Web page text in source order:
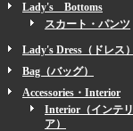
Lady's Bottoms
スカート・パンツ
Lady's Dress（ドレス）
Bag（バッグ）
Accessories・Interior
Interior（インテリ
ア）